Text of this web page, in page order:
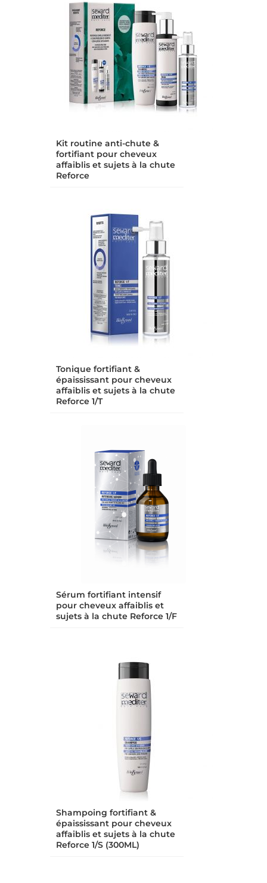
Kit routine anti-chute &
fortifiant pour cheveux
affaiblis et sujets à la chute
Reforce
Tonique fortifiant &
épaississant pour cheveux
affaiblis et sujets à la chute
Reforce 1/T
Sérum fortifiant intensif
pour cheveux affaiblis et
sujets à la chute Reforce 1/F
Shampoing fortifiant &
épaississant pour cheveux
affaiblis et sujets à la chute
Reforce 1/S (300ML)